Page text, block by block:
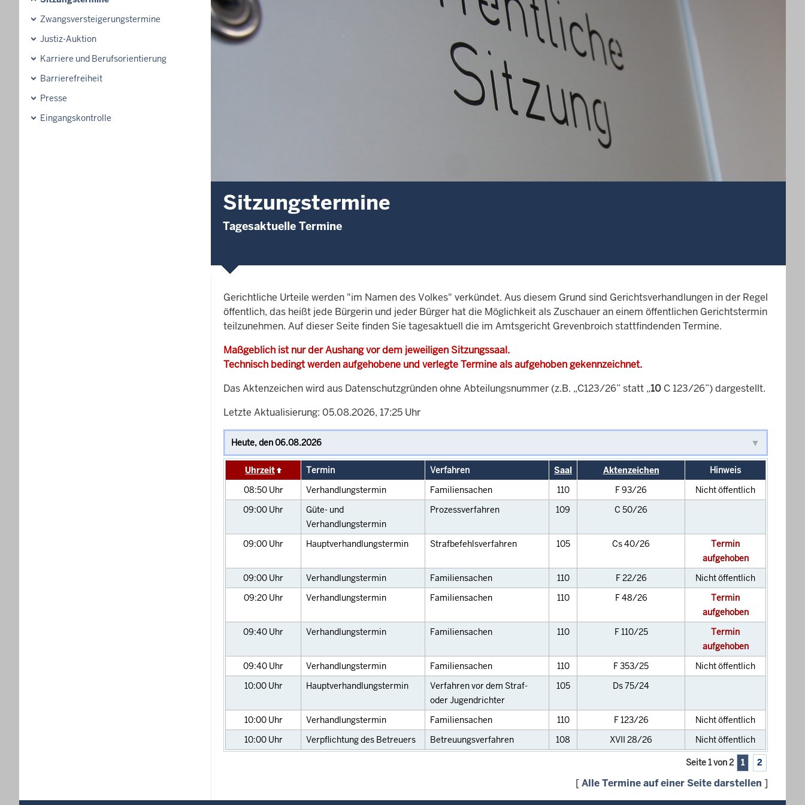
Zwangsversteigerungstermine
Justiz-Auktion
Karriere und Berufsorientierung
Barrierefreiheit
Presse
Eingangskontrolle
Sitzungstermine
Tagesaktuelle Termine
Gerichtliche Urteile werden "im Namen des Volkes" verkündet. Aus diesem Grund sind Gerichtsverhandlungen in der Regel
öffentlich, das heißt jede Bürgerin und jeder Bürger hat die Möglichkeit als Zuschauer an einem öffentlichen Gerichtstermin
teilzunehmen. Auf dieser Seite finden Sie tagesaktuell die im Amtsgericht Grevenbroich stattfindenden Termine.
Maßgeblich ist nur der Aushang vor dem jeweiligen Sitzungssaal.
Technisch bedingt werden aufgehobene und verlegte Termine als aufgehoben gekennzeichnet.
Das Aktenzeichen wird aus Datenschutzgründen ohne Abteilungsnummer (z.B. „C123/26” statt „10 C 123/26”) dargestellt.
Letzte Aktualisierung: 05.08.2026, 17:25 Uhr
Uhrzeit Termin Verfahren Saal Aktenzeichen
Hinweis
08:50 Uhr Verhandlungstermin Familiensachen 110 F 93/26
Nicht öffentlich
09:00 Uhr
Güte- und
Verhandlungstermin
Prozessverfahren 109 C 50/26
09:00 Uhr Hauptverhandlungstermin Strafbefehlsverfahren 105 Cs 40/26
Termin
aufgehoben
09:00 Uhr Verhandlungstermin Familiensachen 110 F 22/26
Nicht öffentlich
09:20 Uhr Verhandlungstermin Familiensachen 110 F 48/26
Termin
aufgehoben
09:40 Uhr Verhandlungstermin Familiensachen 110 F 110/25
Termin
aufgehoben
09:40 Uhr Verhandlungstermin Familiensachen 110 F 353/25
Nicht öffentlich
10:00 Uhr Hauptverhandlungstermin
Verfahren vor dem Straf-
oder Jugendrichter
105 Ds 75/24
10:00 Uhr Verhandlungstermin Familiensachen 110 F 123/26
Nicht öffentlich
10:00 Uhr Verpflichtung des Betreuers Betreuungsverfahren 108 XVII 28/26 Nicht öffentlich
Seite 1 von 2 1 2
[Alle Termine auf einer Seite darstellen ]